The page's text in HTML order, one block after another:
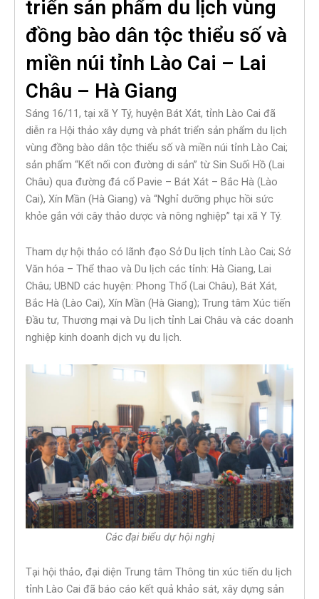
triển sản phẩm du lịch vùng
đồng bào dân tộc thiểu số và
miền núi tỉnh Lào Cai – Lai
Châu – Hà Giang
Sáng 16/11, tại xã Y Tý, huyện Bát Xát, tỉnh Lào Cai đã
diễn ra Hội thảo xây dựng và phát triển sản phẩm du lịch
vùng đồng bào dân tộc thiểu số và miền núi tỉnh Lào Cai;
sản phẩm “Kết nối con đường di sản” từ Sin Suối Hồ (Lai
Châu) qua đường đá cổ Pavie – Bát Xát – Bắc Hà (Lào
Cai), Xín Mần (Hà Giang) và “Nghỉ dưỡng phục hồi sức
khỏe gắn với cây thảo dược và nông nghiệp” tại xã Y Tý.
Tham dự hội thảo có lãnh đạo Sở Du lịch tỉnh Lào Cai; Sở
Văn hóa – Thể thao và Du lịch các tỉnh: Hà Giang, Lai
Châu; UBND các huyện: Phong Thổ (Lai Châu), Bát Xát,
Bắc Hà (Lào Cai), Xín Mần (Hà Giang); Trung tâm Xúc tiến
Đầu tư, Thương mại và Du lịch tỉnh Lai Châu và các doanh
nghiệp kinh doanh dịch vụ du lịch.
Các đại biểu dự hội nghị
Tại hội thảo, đại diện Trung tâm Thông tin xúc tiến du lịch
tỉnh Lào Cai đã báo cáo kết quả khảo sát, xây dựng sản